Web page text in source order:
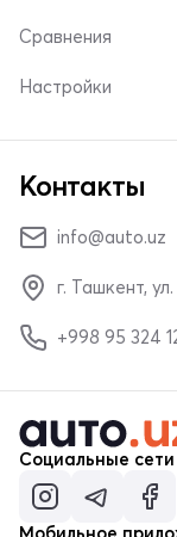
Сравнения
Настройки
Контакты
info@auto.uz
г. Ташкент,
+998 95 324
Социальные сети